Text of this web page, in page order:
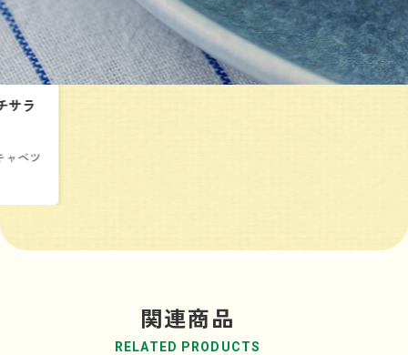
サラ
ャベツ
関連商品
RELATED PRODUCTS